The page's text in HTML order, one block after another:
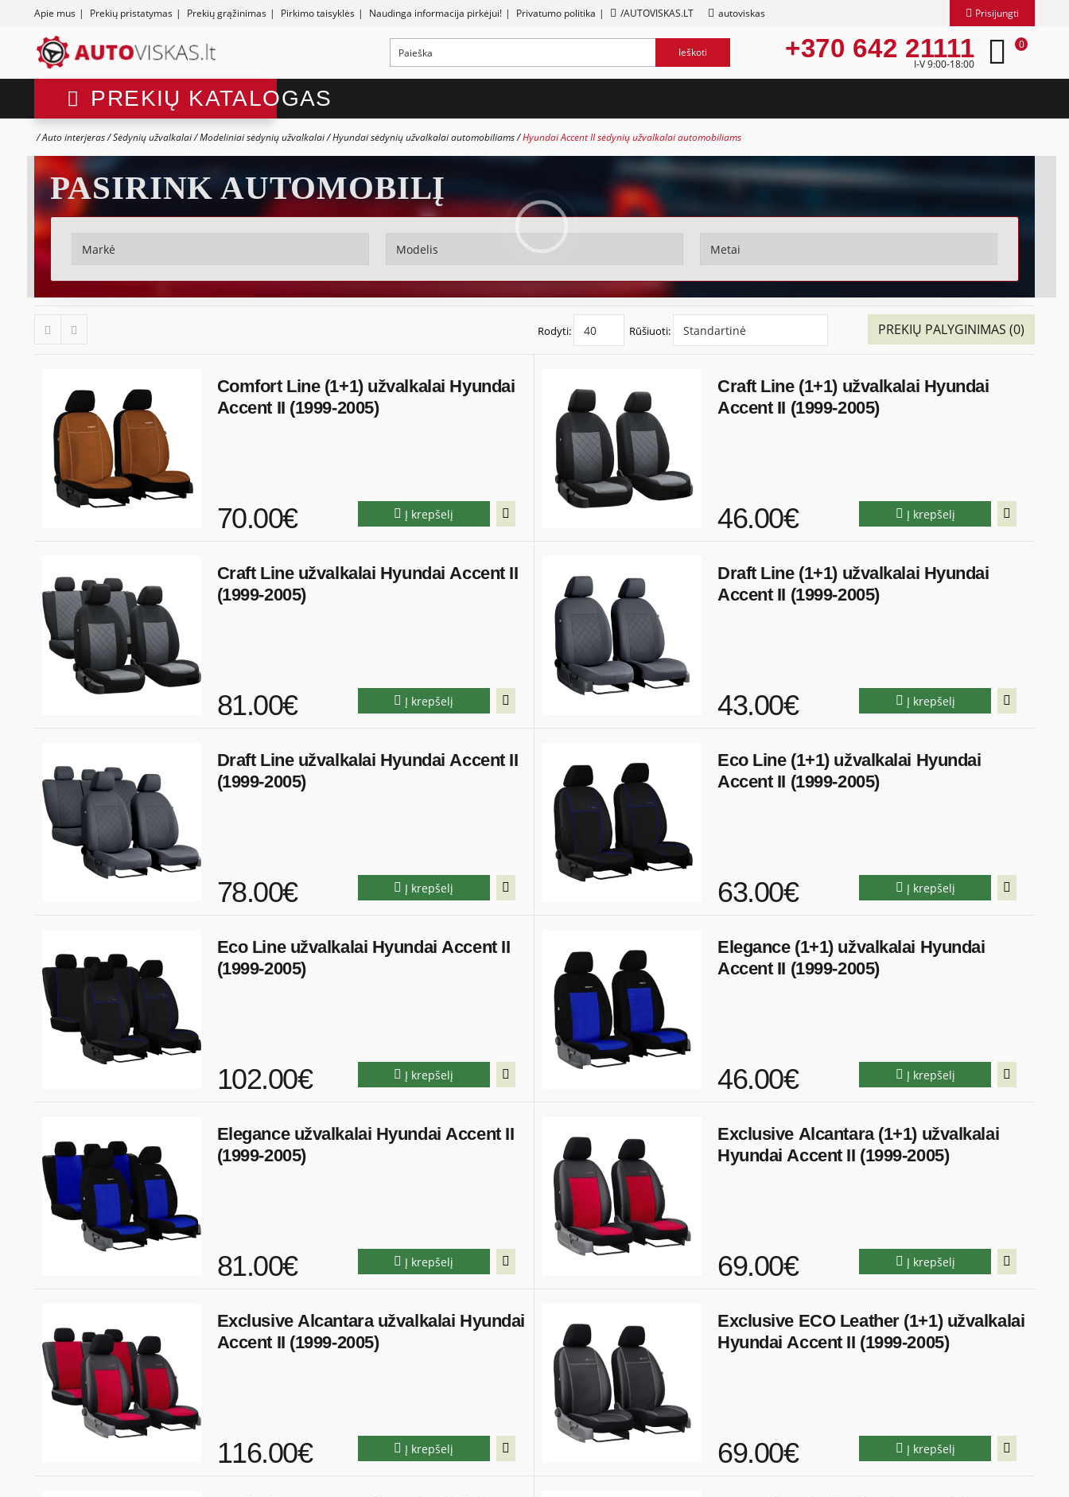
Apie mus | Prekių pristatymas | Prekių grąžinimas | Pirkimo taisyklės | Naudinga informacija pirkėjui! | Privatumo politika | /AUTOVISKAS.LT autoviskas Prisijungti
Ieškoti +370 642 21111
I-V 9:00-18:00
0
PREKIŲ KATALOGAS
Auto interjeras Sėdynių užvalkalai Modeliniai sėdynių užvalkalai Hyundai sėdynių užvalkalai automobiliams Hyundai Accent II sėdynių užvalkalai automobiliams
PASIRINK AUTOMOBILĮ
PREKIŲ PALYGINIMAS (0)
Rūšiuoti:
Rodyti:
Comfort Line (1+1) užvalkalai Hyundai
Accent II (1999-2005)
70.00€ Į krepšelį
Craft Line (1+1) užvalkalai Hyundai
Accent II (1999-2005)
46.00€ Į krepšelį
Craft Line užvalkalai Hyundai Accent II
(1999-2005)
81.00€ Į krepšelį
Draft Line (1+1) užvalkalai Hyundai
Accent II (1999-2005)
43.00€ Į krepšelį
Draft Line užvalkalai Hyundai Accent II
(1999-2005)
78.00€ Į krepšelį
Eco Line (1+1) užvalkalai Hyundai
Accent II (1999-2005)
63.00€ Į krepšelį
Eco Line užvalkalai Hyundai Accent II
(1999-2005)
102.00€ Į krepšelį
Elegance (1+1) užvalkalai Hyundai
Accent II (1999-2005)
46.00€ Į krepšelį
Elegance užvalkalai Hyundai Accent II
(1999-2005)
81.00€ Į krepšelį
Exclusive Alcantara (1+1) užvalkalai
Hyundai Accent II (1999-2005)
69.00€ Į krepšelį
Exclusive Alcantara užvalkalai Hyundai
Accent II (1999-2005)
116.00€ Į krepšelį
Exclusive ECO Leather (1+1) užvalkalai
Hyundai Accent II (1999-2005)
69.00€ Į krepšelį